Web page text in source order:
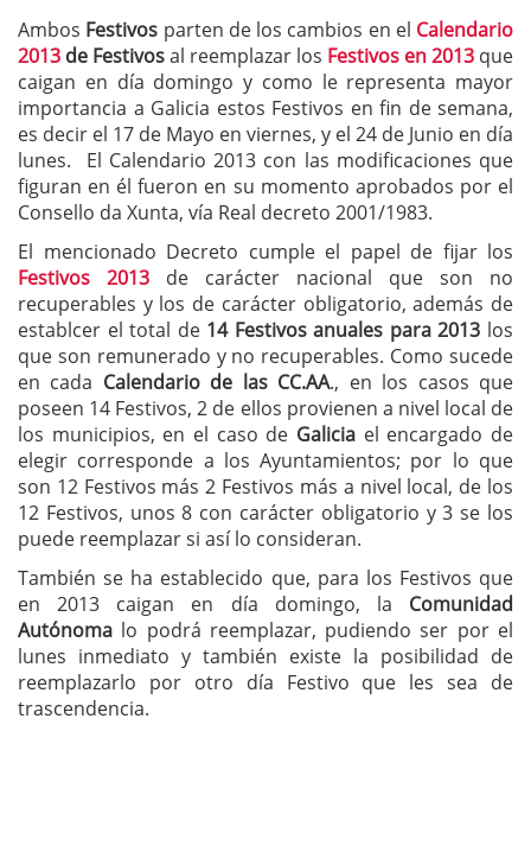
Ambos Festivos parten de los cambios en el Calendario
2013 de Festivosal reemplazar los Festivos en 2013 que
caigan en día domingo y como le representa mayor
importancia a Galicia estos Festivos en fin de semana,
es decir el 17 de Mayo en viernes, y el 24 de Junio en día
lunes. El Calendario 2013 con las modificaciones que
figuran en él fueron en su momento aprobados por el
Consello da Xunta, vía Real decreto 2001/1983.
El mencionado Decreto cumple el papel de fijar los
Festivos 2013 de carácter nacional que son no
recuperables y los de carácter obligatorio, además de
establcer el total de 14 Festivos anuales para 2013 los
que son remunerado y no recuperables. Como sucede
en cada Calendario de las CC.AA., en los casos que
poseen 14 Festivos, 2 de ellos provienen a nivel local de
los municipios, en el caso de Galicia el encargado de
elegir corresponde a los Ayuntamientos; por lo que
son 12 Festivos más 2 Festivos más a nivel local, de los
12 Festivos, unos 8 con carácter obligatorio y 3 se los
puede reemplazar si así lo consideran.
También se ha establecido que, para los Festivos que
en 2013 caigan en día domingo, la Comunidad
Autónoma lo podrá reemplazar, pudiendo ser por el
lunes inmediato y también existe la posibilidad de
reemplazarlo por otro día Festivo que les sea de
trascendencia.